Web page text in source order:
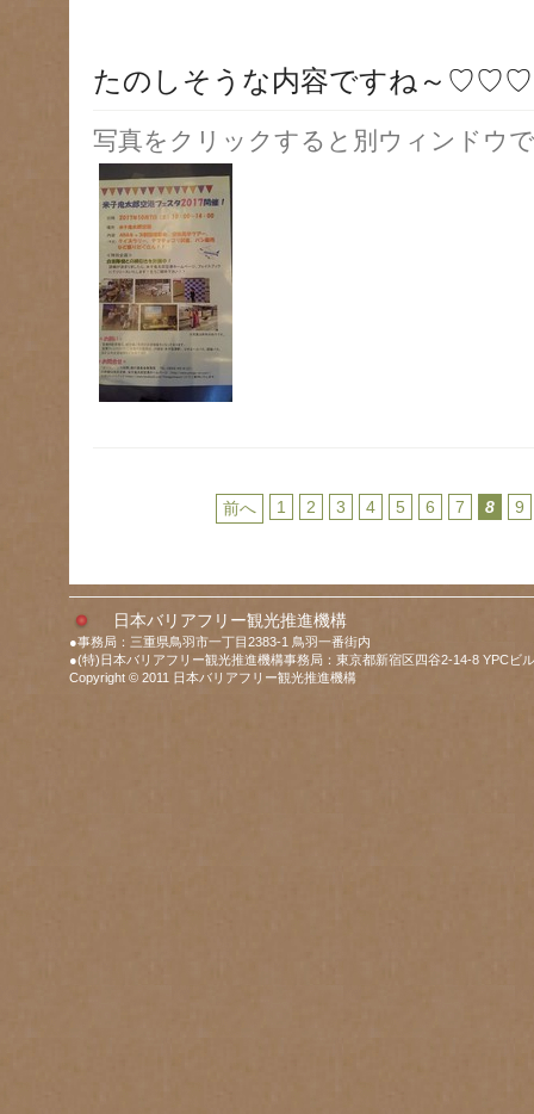
たのしそうな内容ですね～♡♡♡
写真をクリックすると別ウィンドウ
前へ 1 2 3 4 5 6 7 8 9
日本バリアフリー観光推進機構
●事務局：三重県鳥羽市一丁目2383-1 鳥羽一番街内
●(特)日本バリアフリー観光推進機構事務局：東京都新宿区四谷2-14-8 YPCビ
Copyright © 2011 日本バリアフリー観光推進機構